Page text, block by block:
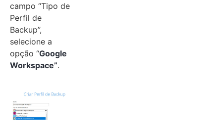
campo “Tipo de
Perfil de
Backup”,
selecione a
opção “Google
Workspace”.